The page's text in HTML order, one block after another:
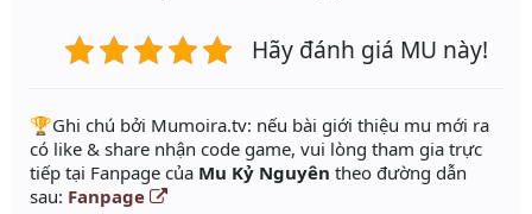
Hãy đánh giá MU này!
️🏆Ghi chú bởi Mumoira.tv: nếu bài giới thiệu mu mới ra
có like & share nhận code game, vui lòng tham gia trực
tiếp tại Fanpage của Mu Kỷ Nguyên theo đường dẫn
sau: Fanpage